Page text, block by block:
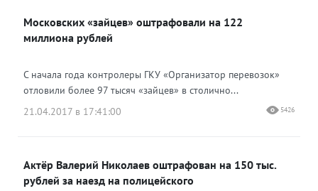
Московских «зайцев» оштрафовали на 122
миллиона рублей
С начала года контролеры ГКУ «Организатор перевозок»
отловили более 97 тысяч «зайцев» в столично...
21.04.2017 в 17:41:00
5426
Актёр Валерий Николаев оштрафован на 150 тыс.
рублей за наезд на полицейского